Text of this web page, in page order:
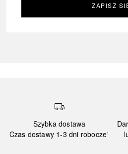
ZAPISZ
Szybka dostawa
Czas dostawy 1-3 dni robocze¹